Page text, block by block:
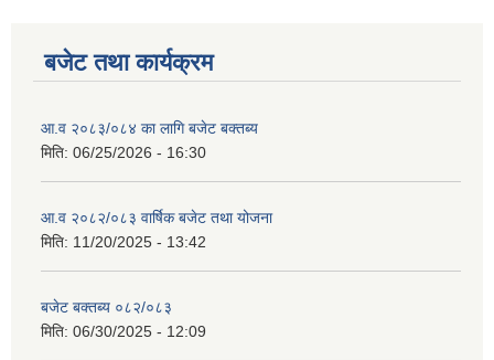
बजेट तथा कार्यक्रम
आ.व २०८३/०८४ का लागि बजेट बक्तब्य
मिति: 06/25/2026 - 16:30
आ.व २०८२/०८३ वार्षिक बजेट तथा योजना
मिति: 11/20/2025 - 13:42
बजेट बक्तब्य ०८२/०८३
मिति: 06/30/2025 - 12:09